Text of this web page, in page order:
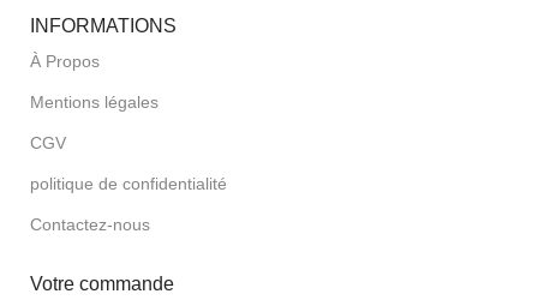
INFORMATIONS
À Propos
Mentions légales
CGV
politique de confidentialité
Contactez-nous
Votre commande